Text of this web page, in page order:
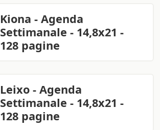
Kiona - Agenda
Settimanale - 14,8x21 -
128 pagine
Leixo - Agenda
Settimanale - 14,8x21 -
128 pagine